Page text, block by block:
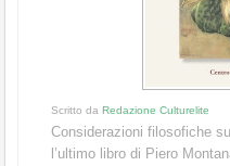
Scritto da Redazione Culturelite
Considerazioni filosofiche
l’ultimo libro di Piero